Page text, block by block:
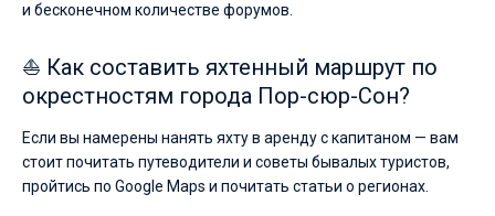
и бесконечном количестве форумов.
⛵ Как составить яхтенный маршрут по
окрестностям города Пор-сюр-Сон?
Если вы намерены нанять яхту в аренду с капитаном — вам
стоит почитать путеводители и советы бывалых туристов,
пройтись по Google Maps и почитать статьи о регионах.